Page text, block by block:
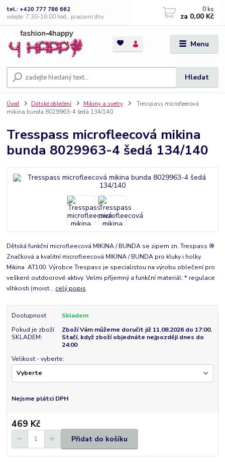
Menu
Hledat
tel.: +420 777 786 662
volejte: 7:30-16:00 hod., pracovní dny
0 ks
za 0,00 Kč
Úvod Dětské oblečení Mikiny a svetry
Tresspass microfleecová
mikina bunda 8029963-4 šedá 134/140
Tresspass microfleecová mikina
bunda 8029963-4 šedá 134/140
Dětská funkční microfleecová MIKINA / BUNDA se zipem zn. Trespass ®
Značková a kvalitní microfleecová MIKINA / BUNDA pro kluky i holky.
Mikina AT100. Výrobce Trespass je specialistou na výrobu oblečení pro
veškeré outdoorové aktivy. Velmi příjemný a funkční materiál: * regulace
vlhkosti (moist... celý popis
Dostupnost
Skladem
Pokud je zboží
SKLADEM:
Zboží Vám můžeme doručit již 11.08.2026 do 17:00.
Stačí, když zboží objednáte nejpozději dnes do
24:00
Velikost - vyberte:
Nejsme plátci DPH
469 Kč
Přidat do košíku